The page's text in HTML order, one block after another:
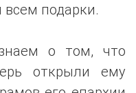
подарки.
о том, что
открыли ему